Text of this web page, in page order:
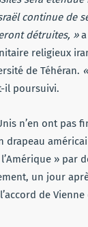
continue de
détruites, »
religieux
de Téhéran.
il poursuivi.
n’en ont pas
drapeau
» par
un jour
de